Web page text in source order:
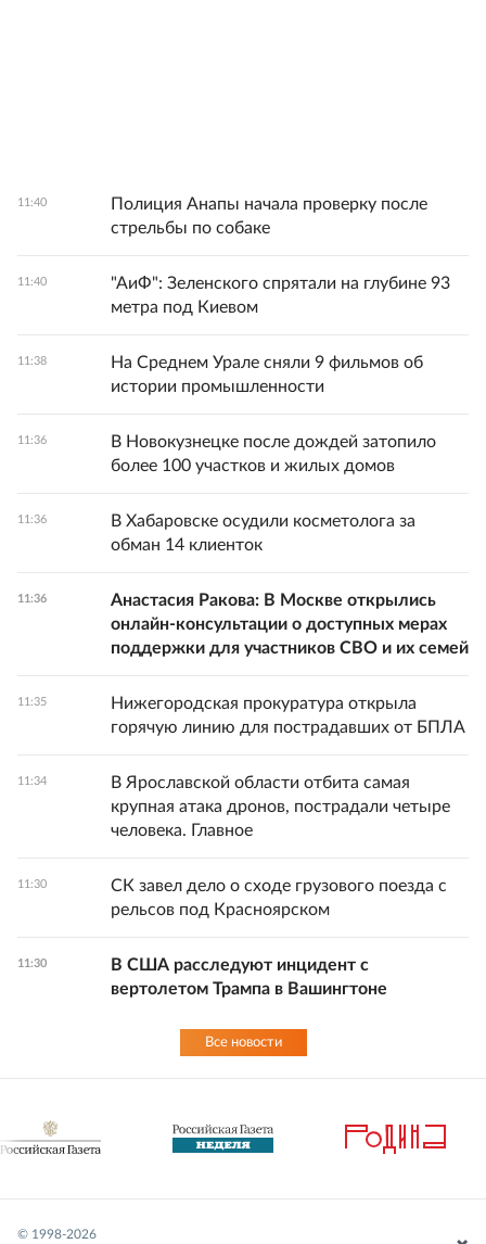
11:40
Полиция Анапы начала проверку после
стрельбы по собаке
11:40
"АиФ": Зеленского спрятали на глубине 93
метра под Киевом
11:38
На Среднем Урале сняли 9 фильмов об
истории промышленности
11:36
В Новокузнецке после дождей затопило
более 100 участков и жилых домов
11:36
В Хабаровске осудили косметолога за
обман 14 клиенток
11:36
Анастасия Ракова: В Москве открылись
онлайн-консультации о доступных мерах
поддержки для участников СВО и их семей
11:35
Нижегородская прокуратура открыла
горячую линию для пострадавших от БПЛА
11:34
В Ярославской области отбита самая
крупная атака дронов, пострадали четыре
человека. Главное
11:30
СК завел дело о сходе грузового поезда с
рельсов под Красноярском
11:30
В США расследуют инцидент с
вертолетом Трампа в Вашингтоне
Все новости
© 1998-2026